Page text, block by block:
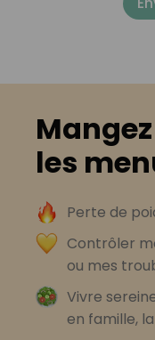
les
Perte de
Contrôler
ou mes
Vivre
en famille,